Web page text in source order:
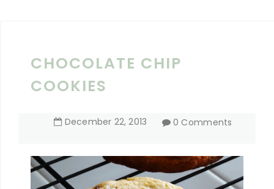
CHOCOLATE CHIP
COOKIES
December 22,2013 0 Comments